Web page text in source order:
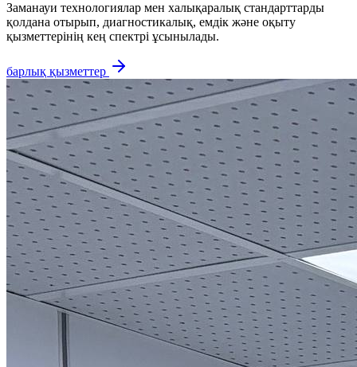
Заманауи технологиялар мен халықаралық стандарттарды
қолдана отырып, диагностикалық, емдік және оқыту
қызметтерінің кең спектрі ұсынылады.
барлық қызметтер